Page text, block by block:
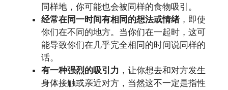
同样地，你可能也会被同样的食物吸引。
经常在同一时间有相同的想法或情绪 ，即使
你们在不同的地方。当你们在一起时，这可
能导致你们在几乎完全相同的时间说同样的
话。
有一种强烈的吸引力 ，让你想去和对方发生
身体接触或亲近对方，当然这不一定是指性